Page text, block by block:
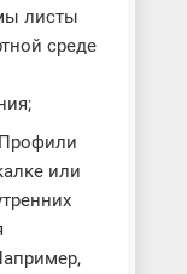
листы
среде
или